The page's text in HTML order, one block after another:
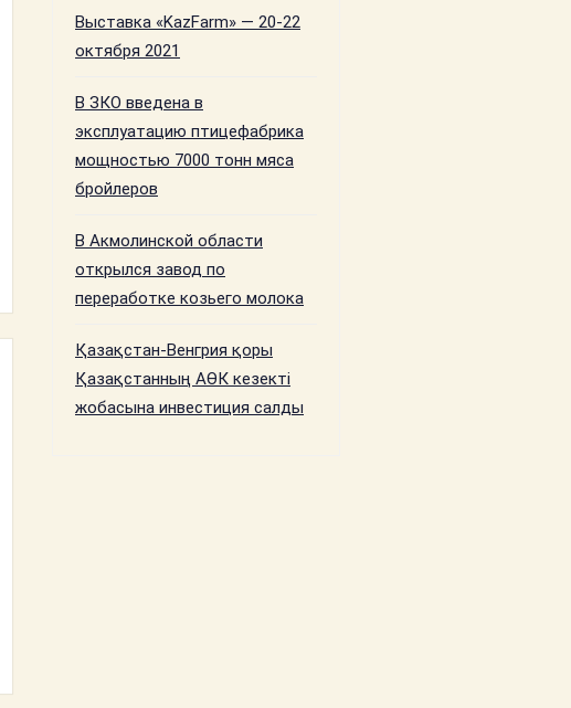
Выставка «KazFarm» — 20-22
октября 2021
В ЗКО введена в
эксплуатацию птицефабрика
мощностью 7000 тонн мяса
бройлеров
В Акмолинской области
открылся завод по
переработке козьего молока
Қазақстан-Венгрия қоры
Қазақстанның АӨК кезекті
жобасына инвестиция салды